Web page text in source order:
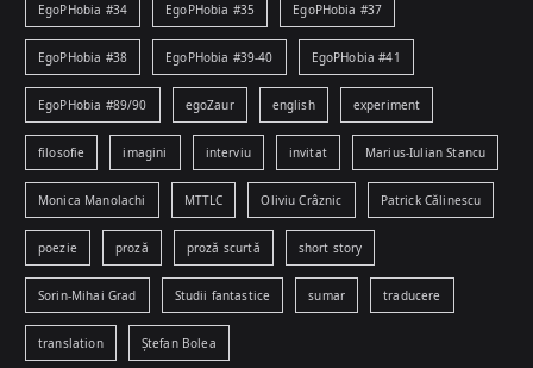
EgoPHobia #34 EgoPHobia #35 EgoPHobia #37
EgoPHobia #38 EgoPHobia #39-40 EgoPHobia #41
EgoPHobia #89/90 egoZaur english experiment
filosofie imagini interviu invitat Marius-Iulian Stancu
Monica Manolachi MTTLC Oliviu Crâznic Patrick Călinescu
poezie proză proză scurtă short story
Sorin-Mihai Grad Studii fantastice sumar traducere
translation Ștefan Bolea